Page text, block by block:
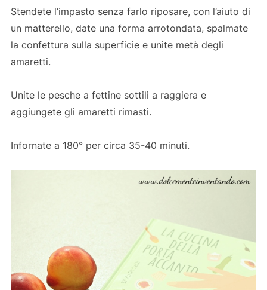
Stendete l’impasto senza farlo riposare, con l’aiuto di
un matterello, date una forma arrotondata, spalmate
la confettura sulla superficie e unite metà degli
amaretti.
Unite le pesche a fettine sottili a raggiera e
aggiungete gli amaretti rimasti.
Infornate a 180° per circa 35-40 minuti.